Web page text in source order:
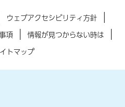
ウェブアクセシビリティ方針
項
情報が見つからない時は
トマップ